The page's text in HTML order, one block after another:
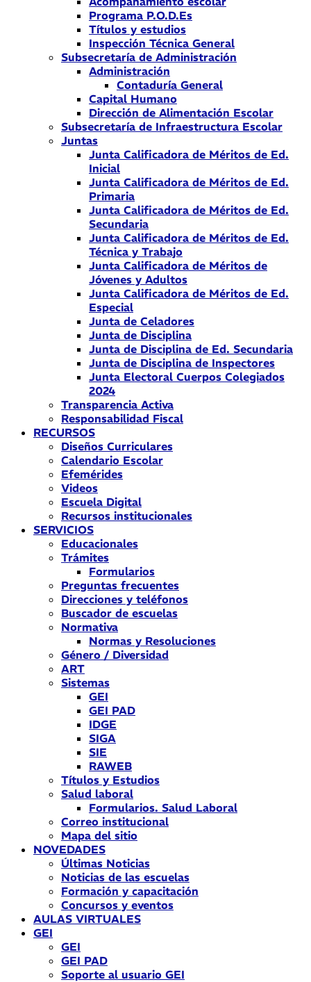
Programa P.O.D.Es
Títulos y estudios
Inspección Técnica General
Subsecretaría de Administración
Administración
Contaduría General
Capital Humano
Dirección de Alimentación Escolar
Subsecretaría de Infraestructura Escolar
Juntas
Junta Calificadora de Méritos de Ed.
Inicial
Junta Calificadora de Méritos de Ed.
Primaria
Junta Calificadora de Méritos de Ed.
Secundaria
Junta Calificadora de Méritos de Ed.
Técnica y Trabajo
Junta Calificadora de Méritos de
Jóvenes y Adultos
Junta Calificadora de Méritos de Ed.
Especial
Junta de Celadores
Junta de Disciplina
Junta de Disciplina de Ed. Secundaria
Junta de Disciplina de Inspectores
Junta Electoral Cuerpos Colegiados
2024
Transparencia Activa
Responsabilidad Fiscal
RECURSOS
Diseños Curriculares
Calendario Escolar
Efemérides
Videos
Escuela Digital
Recursos institucionales
SERVICIOS
Educacionales
Trámites
Formularios
Preguntas frecuentes
Direcciones y teléfonos
Buscador de escuelas
Normativa
Normas y Resoluciones
Género / Diversidad
ART
Sistemas
GEI
GEI PAD
IDGE
SIGA
SIE
RAWEB
Títulos y Estudios
Salud laboral
Formularios. Salud Laboral
Correo institucional
Mapa del sitio
NOVEDADES
Últimas Noticias
Noticias de las escuelas
Formación y capacitación
Concursos y eventos
AULAS VIRTUALES
GEI
GEI
GEI PAD
Soporte al usuario GEI